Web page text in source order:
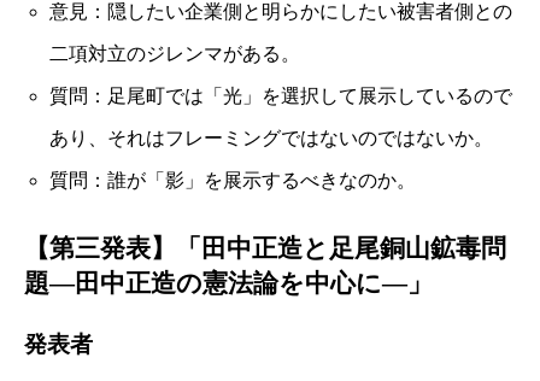
意見：隠したい企業側と明らかにしたい被害者側との
二項対立のジレンマがある。
質問：足尾町では「光」を選択して展示しているので
あり、それはフレーミングではないのではないか。
質問：誰が「影」を展示するべきなのか。
【第三発表】「田中正造と足尾銅山鉱毒問
題―田中正造の憲法論を中心に―」
発表者